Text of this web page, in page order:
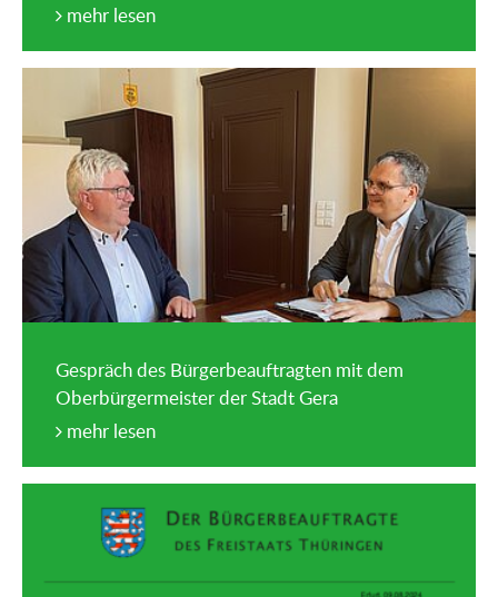
mehr lesen
Gespräch des Bürgerbeauftragten mit dem
Oberbürgermeister der Stadt Gera
mehr lesen